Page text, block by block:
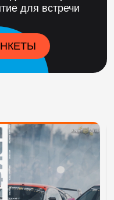
для встречи